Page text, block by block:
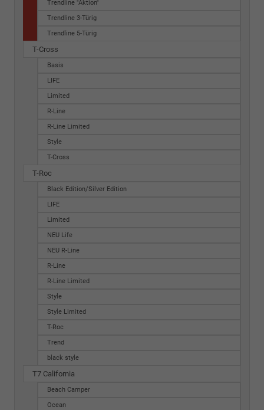
Trendline "Aktion"
Trendline 3-Türig
Trendline 5-Türig
T-Cross
Basis
LIFE
Limited
R-Line
R-Line Limited
Style
T-Cross
T-Roc
Black Edition/Silver Edition
LIFE
Limited
NEU Life
NEU R-Line
R-Line
R-Line Limited
Style
Style Limited
T-Roc
Trend
black style
T7 California
Beach Camper
Ocean